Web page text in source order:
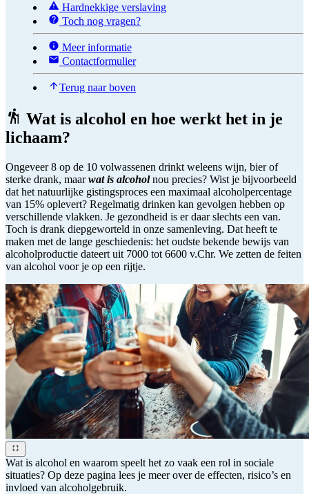
Hardnekkige verslaving
Toch nog vragen?
Meer informatie
Contactformulier
Terug naar boven
Wat is alcohol en hoe werkt het in je
lichaam?
Ongeveer 8 op de 10 volwassenen drinkt weleens wijn, bier of
sterke drank, maarwat is alcoholnou precies? Wist je bijvoorbeeld
dat het natuurlijke gistingsproces een maximaal alcoholpercentage
van 15% oplevert? Regelmatig drinken kan gevolgen hebben op
verschillende vlakken. Je gezondheid is er daar slechts een van.
Toch is drank diepgeworteld in onze samenleving. Dat heeft te
maken met de lange geschiedenis: het oudste bekende bewijs van
alcoholproductie dateert uit 7000 tot 6600 v.Chr. We zetten de feiten
van alcohol voor je op een rijtje.
Wat is alcohol en waarom speelt het zo vaak een rol in sociale
situaties? Op deze pagina lees je meer over de effecten, risico’s en
invloed van alcoholgebruik.